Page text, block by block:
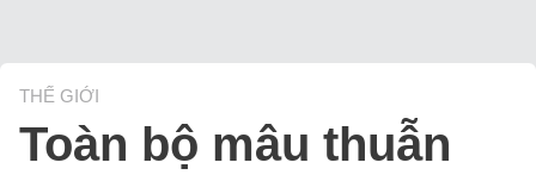
THẾ GIỚI
Toàn bộ mâu thuẫn